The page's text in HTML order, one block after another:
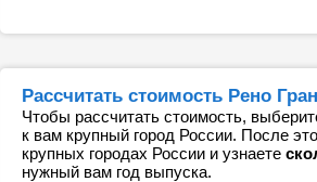
Рассчитать стоимость Рено
Чтобы рассчитать стоимость,
к вам крупный город России. После
крупных городах России и узнаете
нужный вам год выпуска.